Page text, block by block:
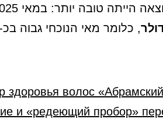
, כלומר מאי הנוכחי גבוה
здоровья волос
и «редеющий пробор»